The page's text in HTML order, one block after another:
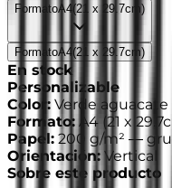
FormatoA4 (21 x 29.7cm)
FormatoA4 (21 x 29.7cm)
En stock
Personalizable
Color: Verde aguacate
Formato: A4 (21 x
Papel: 200 g/m² —
Orientación: Vertical
Sobre este producto